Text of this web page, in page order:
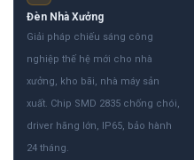
Đèn Nhà Xưởng
Giải pháp chiếu sáng công
nghiệp thế hệ mới cho nhà
xưởng, kho bãi, nhà máy sản
xuất. Chip SMD 2835 chống chói,
driver hãng lớn, IP65, bảo hành
24 tháng.